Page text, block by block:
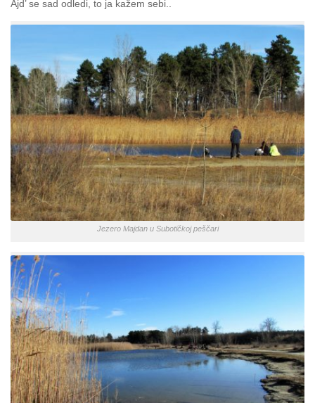
Ajd’ se sad odledi, to ja kažem sebi..
Jezero Majdan u Subotičkoj peščari